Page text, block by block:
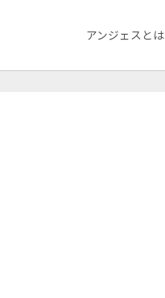
アンジェスとは